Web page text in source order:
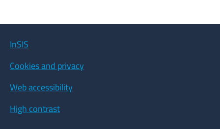
InSIS
Cookies and privacy
Web accessibility
High contrast